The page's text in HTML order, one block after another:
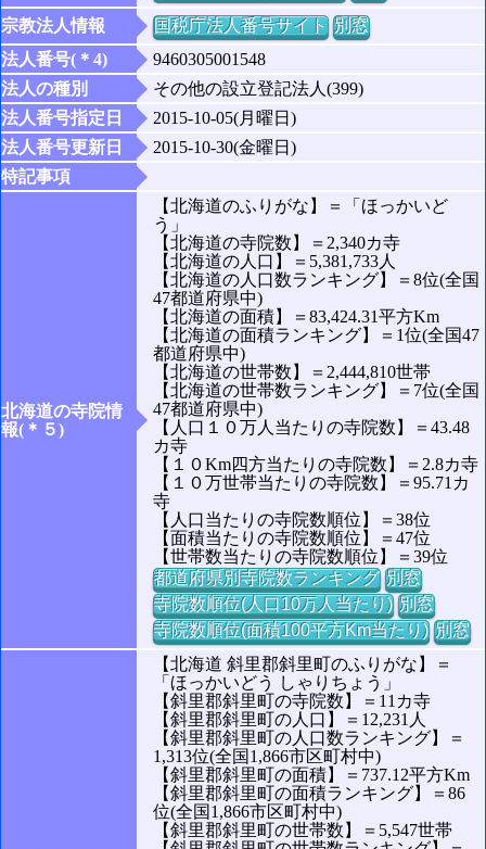
宗教法人情報
国税庁法人番号サイト 別窓
法人番号(＊4)
9460305001548
法人の種別
その他の設立登記法人(399)
法人番号指定日
2015-10-05(月曜日)
法人番号更新日
2015-10-30(金曜日)
特記事項
北海道の寺院情
報(＊５)
【北海道のふりがな】＝「ほっかいど
う」
【北海道の寺院数】＝2,340カ寺
【北海道の人口】＝5,381,733人
【北海道の人口数ランキング】＝8位(全国
47都道府県中)
【北海道の面積】＝83,424.31平方Km
【北海道の面積ランキング】＝1位(全国47
都道府県中)
【北海道の世帯数】＝2,444,810世帯
【北海道の世帯数ランキング】＝7位(全国
47都道府県中)
【人口１０万人当たりの寺院数】＝43.48
カ寺
【１０Km四方当たりの寺院数】＝2.8カ寺
【１０万世帯当たりの寺院数】＝95.71カ
寺
【人口当たりの寺院数順位】＝38位
【面積当たりの寺院数順位】＝47位
【世帯数当たりの寺院数順位】＝39位
都道府県別寺院数ランキング 別窓
寺院数順位(人口10万人当たり) 別窓
寺院数順位(面積100平方Km当たり) 別窓
【北海道 斜里郡斜里町のふりがな】＝
「ほっかいどう しゃりちょう」
【斜里郡斜里町の寺院数】＝11カ寺
【斜里郡斜里町の人口】＝12,231人
【斜里郡斜里町の人口数ランキング】＝
1,313位(全国1,866市区町村中)
【斜里郡斜里町の面積】＝737.12平方Km
【斜里郡斜里町の面積ランキング】＝86
位(全国1,866市区町村中)
【斜里郡斜里町の世帯数】＝5,547世帯